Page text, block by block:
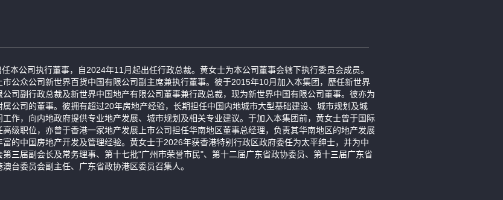
本公司执行董事，自2024年11月起出任行政总裁。黄女士为本公司董事会辖下执行委员会成员。
市公众公司新世界百货中国有限公司副主席兼执行董事。彼于2015年10月加入本集团，歷任新世界
公司副行政总裁及新世界中国地产有限公司董事兼行政总裁，现为新世界中国有限公司董事。彼亦为
属公司的董事。彼拥有超过20年房地产经验，长期担任中国内地城市大型基础建设、城市规划及城
工作，向内地政府提供专业地产发展、城市规划及相关专业建议。于加入本集团前，黄女士曾于国际
高级职位，亦曾于香港一家地产发展上市公司担任华南地区董事总经理，负责其华南地区的地产发展
富的中国房地产开发及管理经验。黄女士于2026年获香港特别行政区政府委任为太平绅士，并为中
第三届副会长及常务理事、第十七批"广州市荣誉市民"、第十二届广东省政协委员、第十三届广东省
台委员会副主任、广东省政协港区委员召集人。